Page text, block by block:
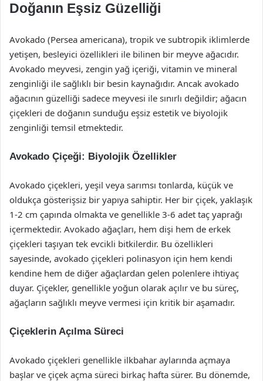
Doğanın Eşsiz Güzelliği
Avokado (Persea americana), tropik ve subtropik iklimlerde
yetişen, besleyici özellikleri ile bilinen bir meyve ağacıdır.
Avokado meyvesi, zengin yağ içeriği, vitamin ve mineral
zenginliği ile sağlıklı bir besin kaynağıdır. Ancak avokado
ağacının güzelliği sadece meyvesi ile sınırlı değildir; ağacın
çiçekleri de doğanın sunduğu eşsiz estetik ve biyolojik
zenginliği temsil etmektedir.
Avokado Çiçeği: Biyolojik Özellikler
Avokado çiçekleri, yeşil veya sarımsı tonlarda, küçük ve
oldukça gösterişsiz bir yapıya sahiptir. Her bir çiçek, yaklaşık
1-2 cm çapında olmakta ve genellikle 3-6 adet taç yaprağı
içermektedir. Avokado ağaçları, hem dişi hem de erkek
çiçekleri taşıyan tek evcikli bitkilerdir. Bu özellikleri
sayesinde, avokado çiçekleri polinasyon için hem kendi
kendine hem de diğer ağaçlardan gelen polenlere ihtiyaç
duyar. Çiçekler, genellikle yoğun olarak açılır ve bu süreç,
ağaçların sağlıklı meyve vermesi için kritik bir aşamadır.
Çiçeklerin Açılma Süreci
Avokado çiçekleri genellikle ilkbahar aylarında açmaya
başlar ve çiçek açma süreci birkaç hafta sürer. Bu dönemde,